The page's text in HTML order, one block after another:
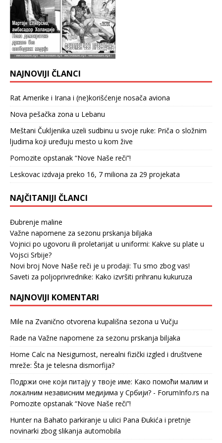
NAJNOVIJI ČLANCI
Rat Amerike i Irana i (ne)korišćenje nosača aviona
Nova pešačka zona u Lebanu
Meštani Čukljenika uzeli sudbinu u svoje ruke: Priča o složnim
ljudima koji uređuju mesto u kom žive
Pomozite opstanak “Nove Naše reči”!
Leskovac izdvaja preko 16, 7 miliona za 29 projekata
NAJČITANIJI ČLANCI
Đubrenje maline
Važne napomene za sezonu prskanja biljaka
Vojnici po ugovoru ili proletarijat u uniformi: Kakve su plate u
Vojsci Srbije?
Novi broj Nove Naše reči je u prodaji: Tu smo zbog vas!
Saveti za poljoprivrednike: Kako izvršiti prihranu kukuruza
NAJNOVIJI KOMENTARI
Mile na Zvanično otvorena kupališna sezona u Vučju
Rade na Važne napomene za sezonu prskanja biljaka
Home Calc na Nesigurnost, nerealni fizički izgled i društvene
mreže: Šta je telesna dismorfija?
Подржи оне који питају у твоје име: Како помоћи малим и
локалним независним медијима у Србији? - ForumInfo.rs na
Pomozite opstanak “Nove Naše reči”!
Hunterna Bahato parkiranje u ulici Pana Đukića i pretnje
novinarki zbog slikanja automobila